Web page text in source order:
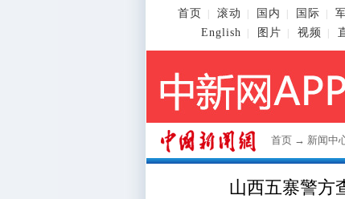
首页 滚动 国内 国际
English
图片 视频
首页 → 新闻中
山西五寨警方